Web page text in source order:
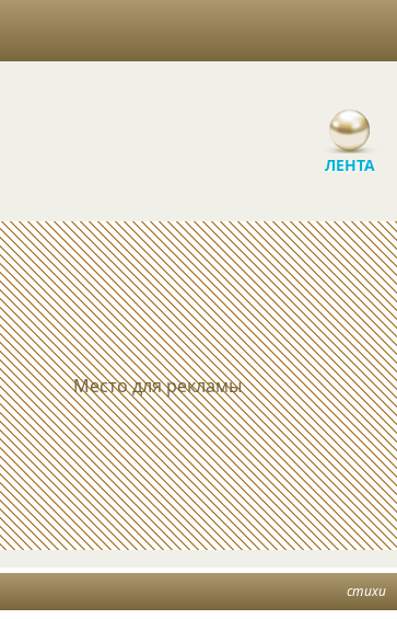
ЛЕНТА
Место для рекламы
стихи